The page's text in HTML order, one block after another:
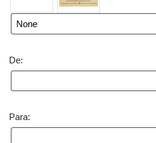
De:
Para: